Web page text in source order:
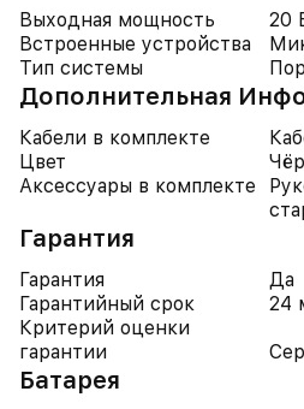
Выходная мощность
20
Встроенные устройства
Тип системы
Дополнительная
Кабели в комплекте
Цвет
Аксессуары в комплекте
Гарантия
Гарантия
Да
Гарантийный срок
24
Критерий оценки
гарантии
Батарея